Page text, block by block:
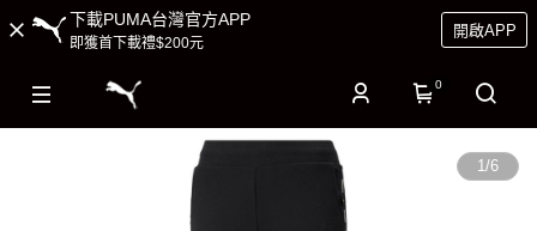
下載PUMA台灣官方APP
即獲首下載禮$200元
開啟APP
0
1/6